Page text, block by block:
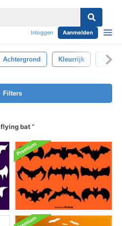
Inloggen Aanmelden
Achtergrond Kleurrijk Vlieg
Filters
flying bat